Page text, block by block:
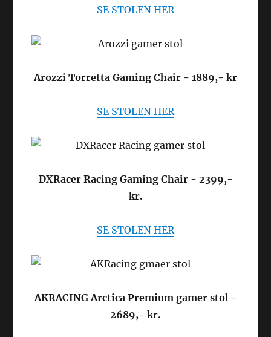
SE STOLEN HER
Arozzi Torretta Gaming Chair - 1889,- kr
SE STOLEN HER
DXRacer Racing Gaming Chair - 2399,-
kr.
SE STOLEN HER
AKRACING Arctica Premium gamer stol -
2689,- kr.